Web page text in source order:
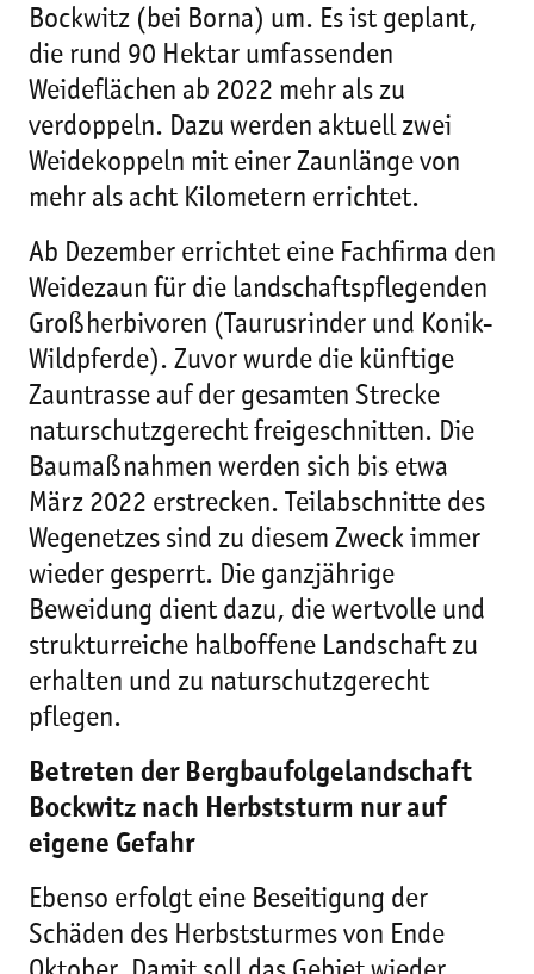
Bockwitz (bei Borna) um. Es ist geplant,
die rund 90 Hektar umfassenden
Weideflächen ab 2022 mehr als zu
verdoppeln. Dazu werden aktuell zwei
Weidekoppeln mit einer Zaunlänge von
mehr als acht Kilometern errichtet.
Ab Dezember errichtet eine Fachfirma den
Weidezaun für die landschaftspflegenden
Großherbivoren (Taurusrinder und Konik-
Wildpferde). Zuvor wurde die künftige
Zauntrasse auf der gesamten Strecke
naturschutzgerecht freigeschnitten. Die
Baumaßnahmen werden sich bis etwa
März 2022 erstrecken. Teilabschnitte des
Wegenetzes sind zu diesem Zweck immer
wieder gesperrt. Die ganzjährige
Beweidung dient dazu, die wertvolle und
strukturreiche halboffene Landschaft zu
erhalten und zu naturschutzgerecht
pflegen.
Betreten der Bergbaufolgelandschaft
Bockwitz nach Herbststurm nur auf
eigene Gefahr
Ebenso erfolgt eine Beseitigung der
Schäden des Herbststurmes von Ende